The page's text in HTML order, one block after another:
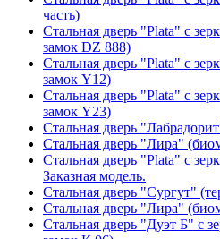
часть)
Стальная дверь "Plata" с
замок DZ 888)
Стальная дверь "Plata" с
замок Y12)
Стальная дверь "Plata" с
замок Y23)
Стальная дверь
Стальная дверь "Лира"
Стальная дверь "Plata" с
Заказная модель.
Стальная дверь "Сургут"
Стальная дверь "Лира"
Стальная дверь "Дуэт Б" с